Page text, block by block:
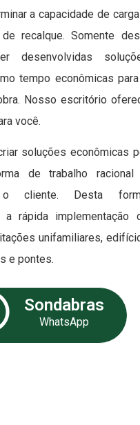
a capacidade de
recalque. Somente
desenvolvidas
tempo econômicas
Nosso escritório
você.
soluções econômicas
de trabalho racional
cliente. Desta
a rápida implementação
unifamiliares,
e pontes.
Sondabras
WhatsApp